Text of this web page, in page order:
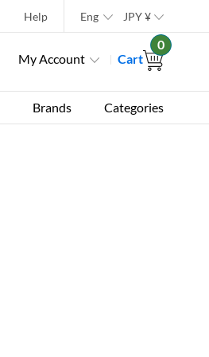
Help Eng JPY¥
My Account Cart
0
Brands Categories